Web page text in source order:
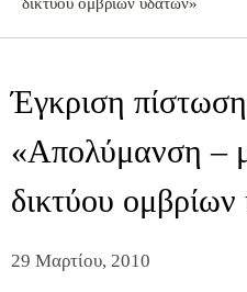
Έγκριση
«Απολύμανση –
δικτύου
29 Μαρτίου, 2010